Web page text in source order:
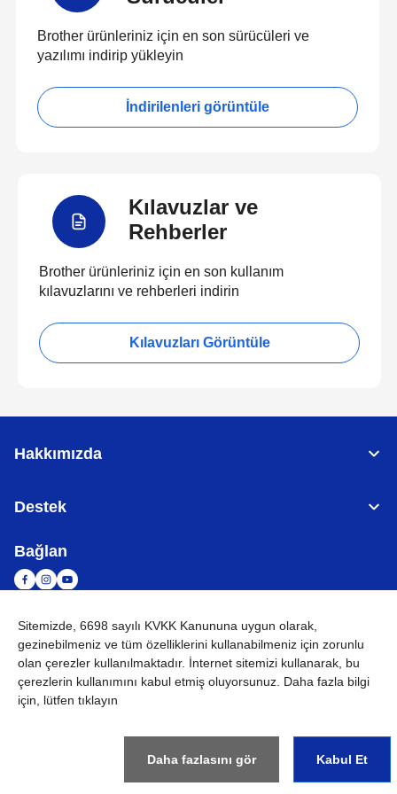
Brother ürünleriniz için en son sürücüleri ve
yazılımı indirip yükleyin
İndirilenleri görüntüle
Kılavuzlar ve
Rehberler
Brother ürünleriniz için en son kullanım
kılavuzlarını ve rehberleri indirin
Kılavuzları Görüntüle
Hakkımızda
Destek
Bağlan
TÜRKİYE Küresel Ağ
Kullanım Koşulları Site haritası Küresel Siteye Git
©
Sitemizde, 6698 sayılı KVKK Kanununa uygun olarak,
gezinebilmeniz ve tüm özelliklerini kullanabilmeniz için zorunlu
olan çerezler kullanılmaktadır. İnternet sitemizi kullanarak, bu
çerezlerin kullanımını kabul etmiş oluyorsunuz. Daha fazla bilgi
için, lütfen tıklayın
Daha fazlasını gör Kabul Et